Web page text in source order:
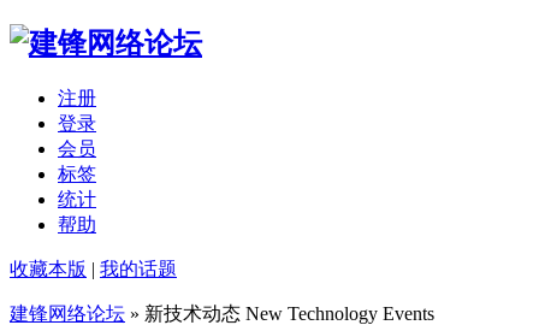
注册
登录
会员
标签
统计
帮助
收藏本版 | 我的话题
建锋网络论坛 » 新技术动态 New Technology Events